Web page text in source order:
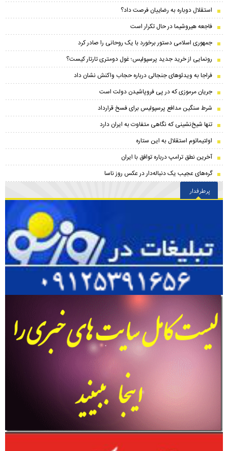
استقلال دوباره به رضاییان فرصت داد؟
فاجعه هیروشیما در حال تکرار است
جمهوری اسلامی دستور برخورد با یک روحانی را صادر کرد
رونمایی از خرید جدید پرسپولیس؛ غول دومتری تارتار کیست؟
فراجا به ویدئوهای جنجالی درباره حجاب واکنش نشان داد
جریان مرموزی که در پی فروپاشیدن دولت است
شرط سنگین مدافع پرسپولیس برای فسخ قرارداد
تنها شیخ‌نشینی که نگاهی متفاوت به ایران دارد
اولتیماتوم استقلال به این ستاره
آخرین نطق ترامپ درباره توافق با ایران
گره‌های عجیب یک دنباله‌دار در عکس روز ناسا
پرطرفدار